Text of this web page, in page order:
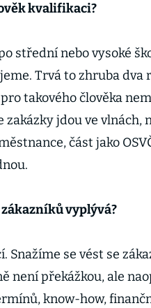
kvalifikaci?
střední nebo vysoké
Trvá to zhruba dva
takového člověka
zakázky jdou ve vlnách,
část jako
zákazníků vyplývá?
Snažíme se vést se
není překážkou, ale
know-how,